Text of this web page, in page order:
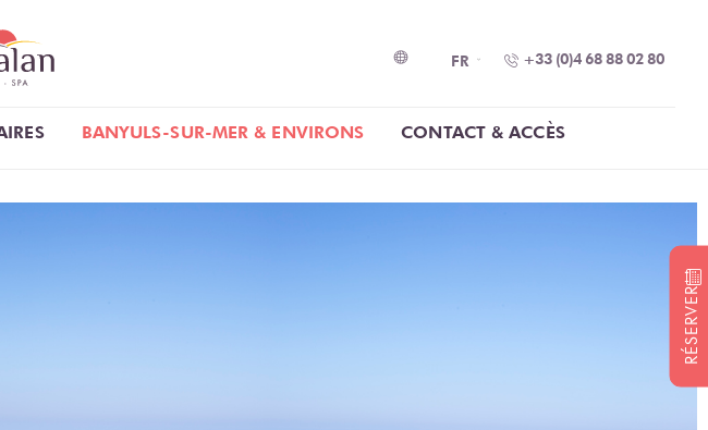
FR +33 (0)4 68 88 02 80
BANYULS-SUR-MER & ENVIRONS CONTACT & ACCÈS
RÉSERVER